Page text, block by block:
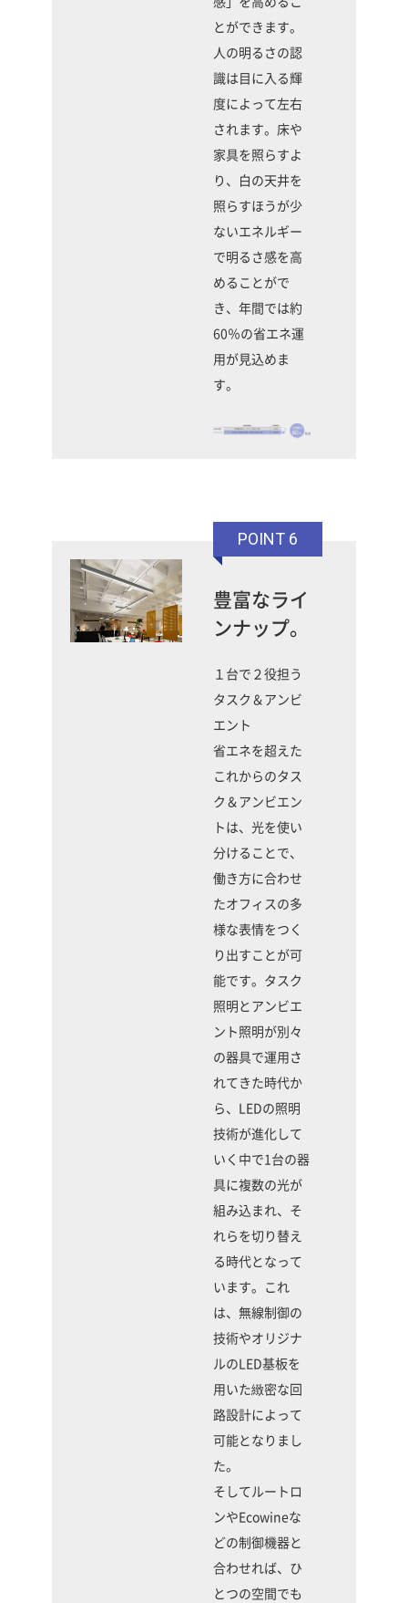
とができます。
人の明るさの認
識は目に入る輝
度によって左右
されます。床や
家具を照らすよ
り、白の天井を
照らすほうが少
ないエネルギー
で明るさ感を高
めることがで
き、年間では約
60％の省エネ運
用が見込めま
す。
POINT 6
豊富なライ
ンナップ。
１台で２役担う
タスク＆アンビ
エント
省エネを超えた
これからのタス
ク＆アンビエン
トは、光を使い
分けることで、
働き方に合わせ
たオフィスの多
様な表情をつく
り出すことが可
能です。タスク
照明とアンビエ
ント照明が別々
の器具で運用さ
れてきた時代か
ら、LEDの照明
技術が進化して
いく中で1台の器
具に複数の光が
組み込まれ、そ
れらを切り替え
る時代となって
います。これ
は、無線制御の
技術やオリジナ
ルのLED基板を
用いた緻密な回
路設計によって
可能となりまし
た。
そしてルートロ
ンやEcowineな
どの制御機器と
合わせれば、ひ
とつの空間でも